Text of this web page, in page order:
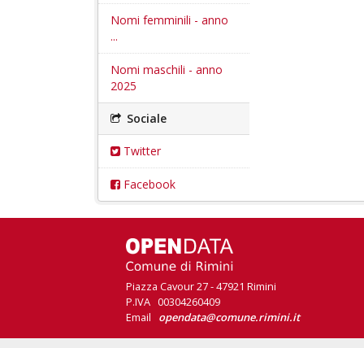
Nomi femminili - anno
...
Nomi maschili - anno
2025
Sociale
Twitter
Facebook
Piazza Cavour 27 - 47921 Rimini
P.IVA 00304260409
Email opendata@comune.rimini.it